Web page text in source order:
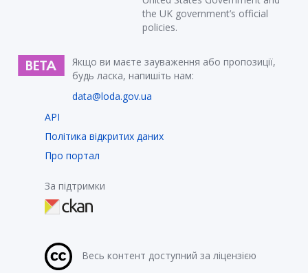
the UK government’s official
policies.
Якщо ви маєте зауваження або пропозиції,
будь ласка, напишіть нам:
data@loda.gov.ua
API
Політика відкритих даних
Про портал
За підтримки
Весь контент доступний за ліцензією